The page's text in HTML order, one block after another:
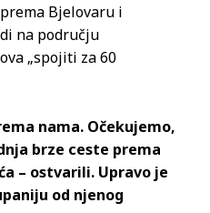
Bjelovaru i
na području
„spojiti za 60
nama. Očekujemo,
brze ceste prema
– ostvarili. Upravo je
od njenog